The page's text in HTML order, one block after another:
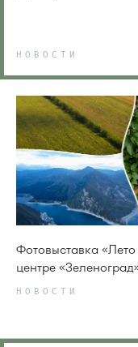
НОВОСТИ
Фотовыставка
центре
НОВОСТИ